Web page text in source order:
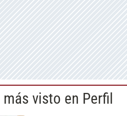
más visto en Perfil